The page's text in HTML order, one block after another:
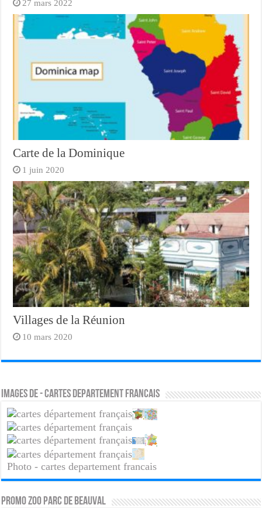
27 mars 2022
Carte de la Dominique
1 juin 2020
Villages de la Réunion
10 mars 2020
Images de - cartes departement francais
Photo - cartes departement francais
PROMO ZOO PARC DE BEAUVAL